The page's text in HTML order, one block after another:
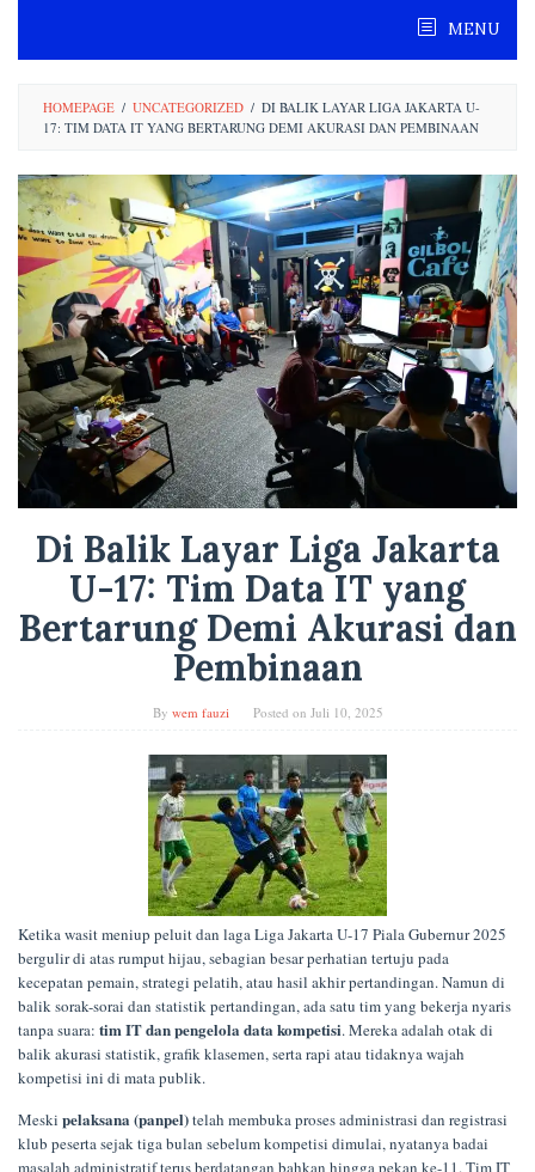
content
MENU
HOMEPAGE / UNCATEGORIZED / DI BALIK LAYAR LIGA JAKARTA U-
17: TIM DATA IT YANG BERTARUNG DEMI AKURASI DAN PEMBINAAN
Di Balik Layar Liga Jakarta
U-17: Tim Data IT yang
Bertarung Demi Akurasi dan
Pembinaan
By wem fauzi Posted on Juli 10, 2025
Ketika wasit meniup peluit dan laga Liga Jakarta U-17 Piala Gubernur 2025
bergulir di atas rumput hijau, sebagian besar perhatian tertuju pada
kecepatan pemain, strategi pelatih, atau hasil akhir pertandingan. Namun di
balik sorak-sorai dan statistik pertandingan, ada satu tim yang bekerja nyaris
tanpa suara: tim IT dan pengelola data kompetisi. Mereka adalah otak di
balik akurasi statistik, grafik klasemen, serta rapi atau tidaknya wajah
kompetisi ini di mata publik.
Meski pelaksana (panpel)telah membuka proses administrasi dan registrasi
klub peserta sejak tiga bulan sebelum kompetisi dimulai, nyatanya badai
masalah administratif terus berdatangan bahkan hingga pekan ke-11. Tim IT